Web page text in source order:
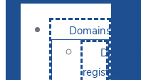
Domains
Domain
registrieren